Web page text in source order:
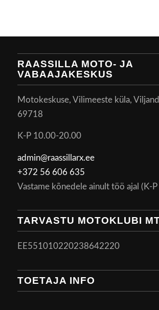
RAASSILLA MOTO- JA
VABAAJAKESKUS
Motokeskuse, Vilimeeste küla,
69718
K-P 10.00-20.00
admin@raassillarx.ee
+372 56 606 635
Vastame kõnedele ainult töö ajal (K-
TARVASTU MOTOKLUBI
EE551010220238642220
TOETAJA INFO